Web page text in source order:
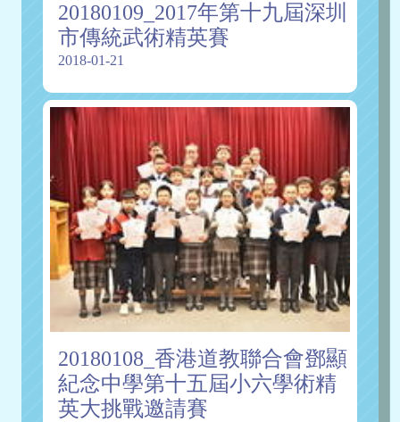
20180109_2017年第十九屆深圳
市傳統武術精英賽
2018-01-21
20180108_香港道教聯合會鄧顯
紀念中學第十五屆小六學術精
英大挑戰邀請賽